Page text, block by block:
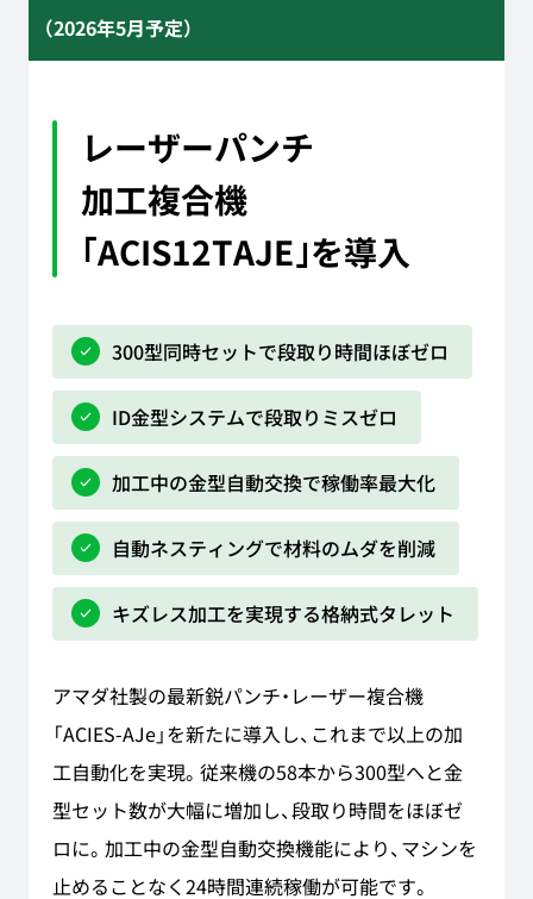
（2026年5月予定）
レーザーパンチ
加工複合機
｢ACIS12TAJE｣を導入
300型同時セットで段取り時間ほぼゼロ
ID金型システムで段取りミスゼロ
加工中の金型自動交換で稼働率最大化
自動ネスティングで材料のムダを削減
キズレス加工を実現する格納式タレット
アマダ社製の最新鋭パンチ・レーザー複合機
「ACIES-AJe」を新たに導入し、これまで以上の加
工自動化を実現。従来機の58本から300型へと金
型セット数が大幅に増加し、段取り時間をほぼゼ
ロに。加工中の金型自動交換機能により、マシンを
止めることなく24時間連続稼働が可能です。